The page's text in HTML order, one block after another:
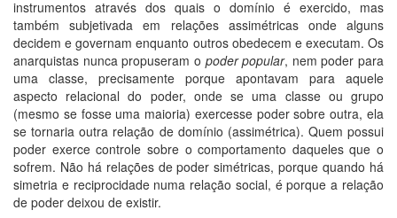
instrumentos através dos quais o domínio é exercido, mas
também subjetivada em relações assimétricas onde alguns
decidem e governam enquanto outros obedecem e executam. Os
anarquistas nunca propuseram o poder popular, nem poder para
uma classe, precisamente porque apontavam para aquele
aspecto relacional do poder, onde se uma classe ou grupo
(mesmo se fosse uma maioria) exercesse poder sobre outra, ela
se tornaria outra relação de domínio (assimétrica). Quem possui
poder exerce controle sobre o comportamento daqueles que o
sofrem. Não há relações de poder simétricas, porque quando há
simetria e reciprocidade numa relação social, é porque a relação
de poder deixou de existir.